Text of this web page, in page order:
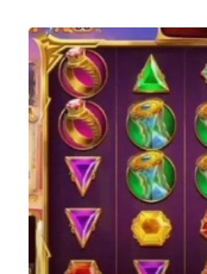
EKUIN
SAINS-TEKNO
KESEHATAN
INTERNASIONAL